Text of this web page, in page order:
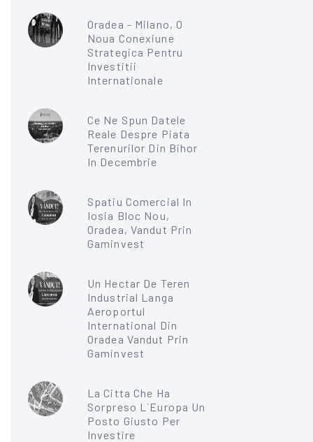
Oradea - Milano, O
Noua Conexiune
Strategica Pentru
Investitii
Internationale
Ce Ne Spun Datele
Reale Despre Piata
Terenurilor Din Bihor
In Decembrie
Spatiu Comercial In
Iosia Bloc Nou,
Oradea, Vandut Prin
Gaminvest
Un Hectar De Teren
Industrial Langa
Aeroportul
International Din
Oradea Vandut Prin
Gaminvest
La Citta Che Ha
Sorpreso L`Europa Un
Posto Giusto Per
Investire